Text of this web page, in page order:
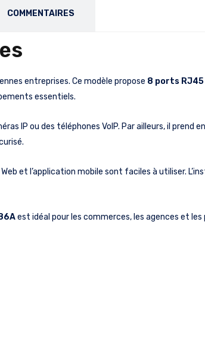
COMMENTAIRES
entreprises. Ce modèle propose 8 ports
essentiels.
IP ou des téléphones VoIP. Par ailleurs, il prend
et l’application mobile sont faciles à utiliser.
est idéal pour les commerces, les agences et les